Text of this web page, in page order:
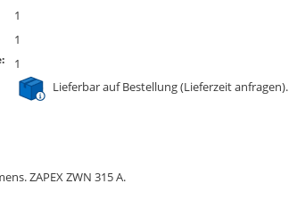
1
1
1
Lieferbar auf Bestellung (Lieferzeit anfragen).
ZAPEX ZWN 315 A.